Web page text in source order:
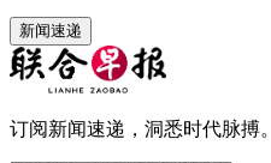
新闻速递
订阅新闻速递，洞悉时代脉搏。